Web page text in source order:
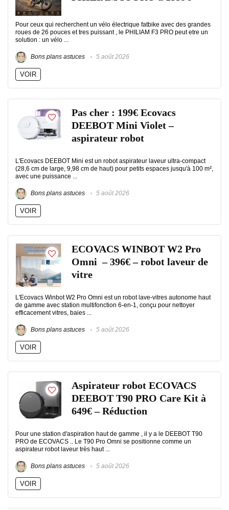
Pour ceux qui recherchent un vélo électrique fatbike avec des grandes
roues de 26 pouces et tres puissant , le PHILIAM F3 PRO peut etre un
solution : un vélo ...
Bons plans astuces 5 août 2026
VOIR
Pas cher : 199€ Ecovacs
DEEBOT Mini Violet –
aspirateur robot
L'Ecovacs DEEBOT Mini est un robot aspirateur laveur ultra-compact
(28,6 cm de large, 9,98 cm de haut) pour petits espaces jusqu'à 100 m²,
avec une puissance ...
Bons plans astuces 5 août 2026
VOIR
ECOVACS WINBOT W2 Pro
Omni – 396€ – robot laveur de
vitre
L'Ecovacs Winbot W2 Pro Omni est un robot lave-vitres autonome haut
de gamme avec station multifonction 6-en-1, conçu pour nettoyer
efficacement vitres, baies ...
Bons plans astuces 5 août 2026
VOIR
Aspirateur robot ECOVACS
DEEBOT T90 PRO Care Kit à
649€ – Réduction
Pour une station d'aspiration haut de gamme , il y a le DEEBOT T90
PRO de ECOVACS .. Le T90 Pro Omni se positionne comme un
aspirateur robot laveur très haut ...
Bons plans astuces 5 août 2026
VOIR